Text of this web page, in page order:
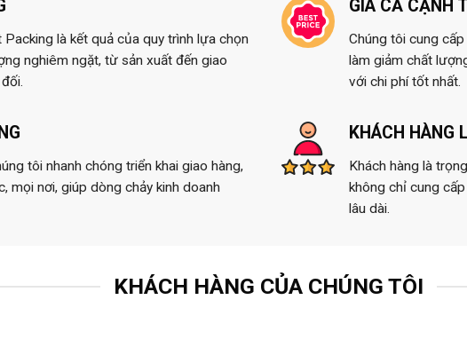
là kết quả của quy trình lựa chọn
nghiêm ngặt, từ sản xuất đến giao
GIÁ CẢ CẠNH
Chúng tôi cung
làm giảm chất
với chi phí tốt nhất.
tôi nhanh chóng triển khai giao hàng,
mọi nơi, giúp dòng chảy kinh doanh
KHÁCH HÀNG
Khách hàng là
không chỉ cung
lâu dài.
KHÁCH HÀNG CỦA CHÚNG TÔI